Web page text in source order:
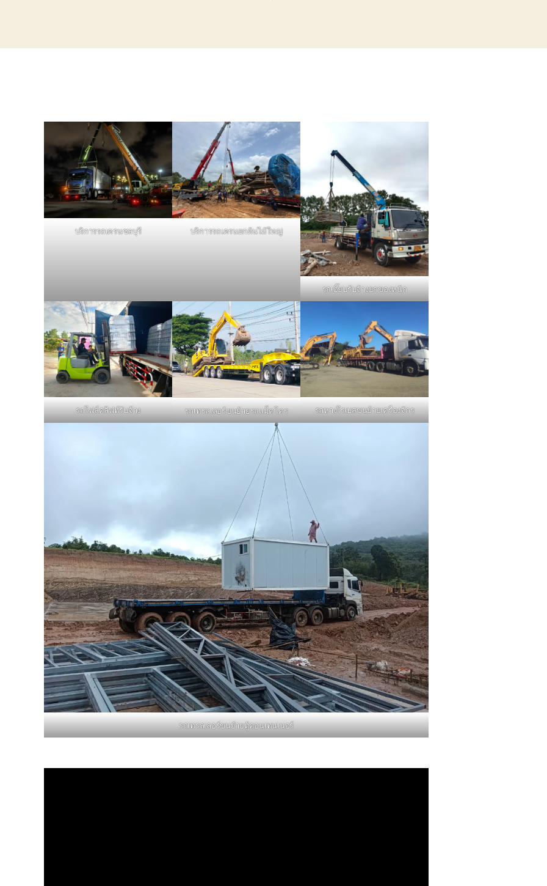
บริการรถเครนชลบุรี บริการรถเครนยกต้นไม้ใหญ่
รถเฮี๊ยบรับจ้างยกของหนัก
รถโฟล์คลิฟท์รับจ้าง รถเทรลเลอร์ขนย้ายรถแม็คโคร รถหางโรเบสขนย้ายเครื่องจักร
รถเทรลเลอร์ขนย้ายตู้คอนเทนเนอร์